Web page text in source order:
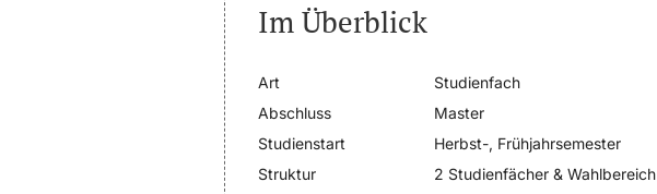
Im Überblick
Art
Studienfach
Abschluss
Master
Studienstart
Herbst-, Frühjahrsemester
Struktur
2 Studienfächer & Wahlbereich